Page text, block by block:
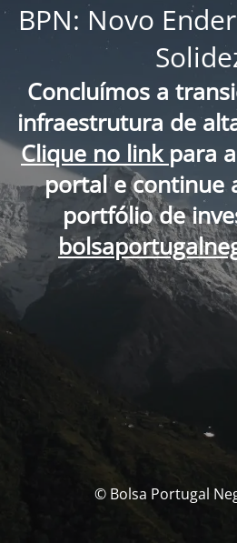
BPN: Novo
Concluímos a
infraestrutura de
Clique no link para
portal e continue
portfólio de
© Bolsa Portugal